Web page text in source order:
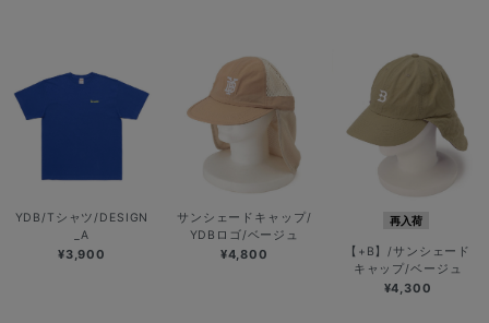
YDB/Tシャツ/DESIGN
_A
¥3,900
サンシェードキャップ/
YDBロゴ/ベージュ
¥4,800
再入荷
【+B】/サンシェード
キャップ/ベージュ
¥4,300